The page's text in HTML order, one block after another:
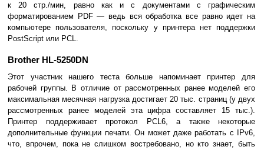
к 20 стр./мин, равно как и с документами с графическим
форматированием PDF — ведь вся обработка все равно идет на
компьютере пользователя, поскольку у принтера нет поддержки
PostScript или PCL.
Brother HL-5250DN
Этот участник нашего теста больше напоминает принтер для
рабочей группы. В отличие от рассмотренных ранее моделей его
максимальная месячная нагрузка достигает 20 тыс. страниц (у двух
рассмотренных ранее моделей эта цифра составляет 15 тыс.).
Принтер поддерживает протокол PCL6, а также некоторые
дополнительные функции печати. Он может даже работать с IPv6,
что, впрочем, пока не слишком востребовано, но кто знает, быть